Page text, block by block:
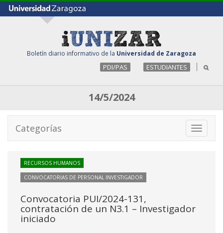
Boletín diario informativo de la Universidad de Zaragoza
PDI/PAS ESTUDIANTES
14/5/2024
Toggle
Categorías
RECURSOS HUMANOS
CONVOCATORIAS DE PERSONAL INVESTIGADOR
Convocatoria PUI/2024-131,
contratación de un N3.1 – Investigador
iniciado